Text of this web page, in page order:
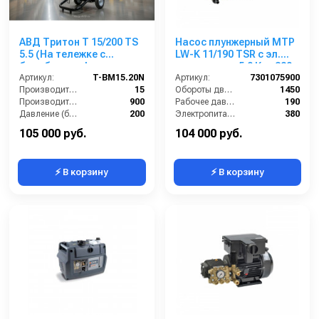
АВД Тритон Т 15/200 TS
5.5 (На тележке с
барабаном, фильр,
переходник)
Артикул:
T-BM15.20N
Производительность (л/мин):
15
Производительность (л/ч):
900
Давление (бар):
200
105 000 руб.
⚡ В корзину
Насос плунжерный MTP
LW-K 11/190 TSR с эл.
двигателем 5,0 Квт 380
В
Артикул:
7301075900
Обороты двигателя (об/мин):
1450
Рабочее давление (бар):
190
Электропитание (В):
380
104 000 руб.
⚡ В корзину